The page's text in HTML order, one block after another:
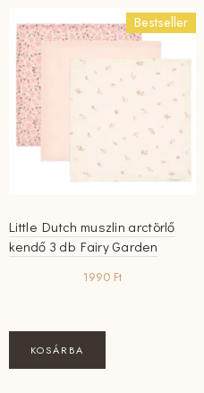
Bestseller
Little Dutch muszlin arctörlő
kendő 3 db Fairy Garden
1990 Ft
KOSÁRBA